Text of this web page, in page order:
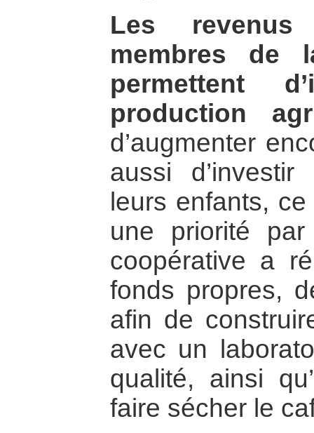
Les revenus
membres de
permettent
production
d’augmenter
aussi
leurs enfants,
une priorité
coopérative a
fonds propres,
afin de
avec un
qualité, ainsi
faire sécher le